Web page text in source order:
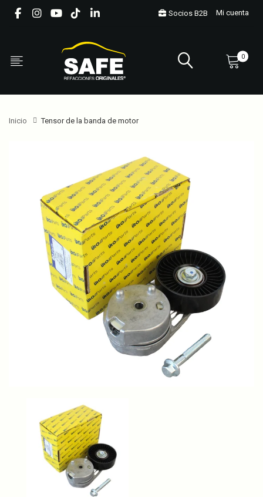
Socios B2B Mi cuenta
0
Inicio Tensor de la banda de motor